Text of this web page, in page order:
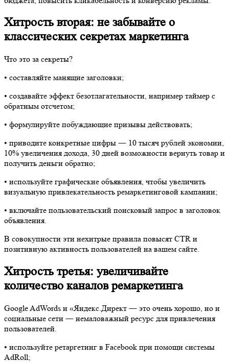
Хитрость вторая: не забывайте о
классических секретах маркетинга
Что это за секреты?
•​ составляйте манящие заголовки;
•​ создавайте эффект безотлагательности, например таймер с
обратным отсчетом;
•​ формулируйте побуждающие призывы действовать;
•​ приводите конкретные цифры ― 10 тысяч рублей экономии,
10% увеличения дохода, 30 дней возможности вернуть товар и
получить деньги обратно;
•​ используйте графические объявления, чтобы увеличить
визуальную привлекательность ремаркетинговой кампании;
•​ включайте пользовательский поисковый запрос в заголовок
объявления.
В совокупности эти нехитрые правила повысят CTR и
позитивную активность пользователей на вашем сайте.
Хитрость третья: увеличивайте
количество каналов ремаркетинга
Google AdWords и «Яндекс.Директ ― это очень хорошо, но и
социальные сети ― немаловажный ресурс для привлечения
пользователей.
•​ используйте ретаргетинг в Facebook при помощи системы
AdRoll;